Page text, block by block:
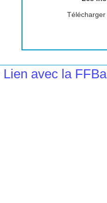
Lien avec la